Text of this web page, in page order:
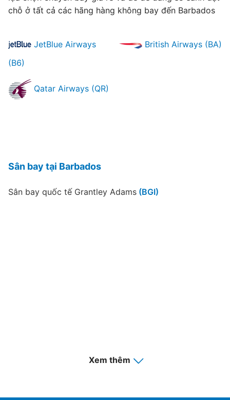
chỗ ở tất cả các hãng hàng không bay đến Barbados
JetBlue Airways
(B6)
British Airways (BA)
Qatar Airways (QR)
Sân bay tại Barbados
Sân bay quốc tế Grantley Adams (BGI)
Xem thêm